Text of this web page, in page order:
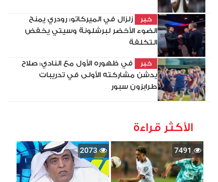
خبر
زلزال في الميركاتو: رودري يمنح
الضوء الأخضر لبرشلونة وسيتي يخفض
التكلفة
خبر
في ظهوره الأول مع النادي: صلاح
يدشن مشاركته الأولى في تدريبات
طرابزون سبور
الأكثر قراءة
7491
2073